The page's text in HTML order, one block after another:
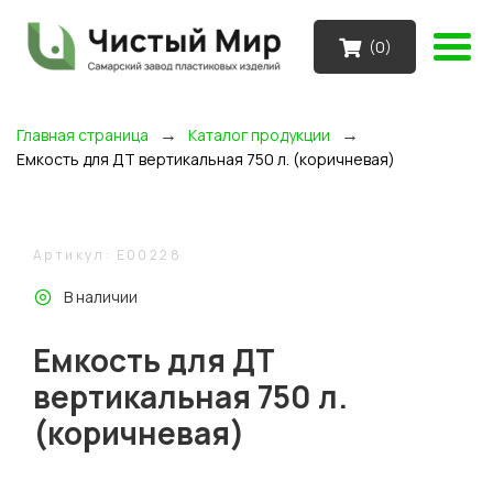
(0)
Главная страница → Каталог продукции →
Емкость для ДТ вертикальная 750 л. (коричневая)
Артикул: E00228
В наличии
Емкость для ДТ
вертикальная 750 л.
(коричневая)